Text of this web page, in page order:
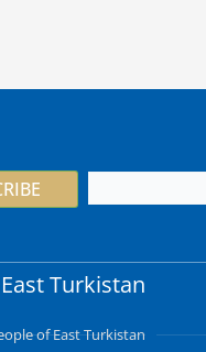
Turkistan
of East Turkistan